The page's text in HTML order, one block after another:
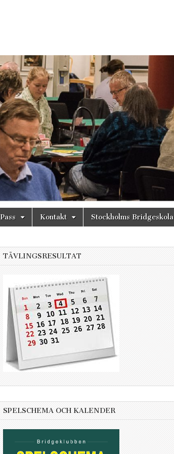
Pass Kontakt Stockholms Bridgeskola
TÄVLINGSRESULTAT
SPELSCHEMA OCH KALENDER